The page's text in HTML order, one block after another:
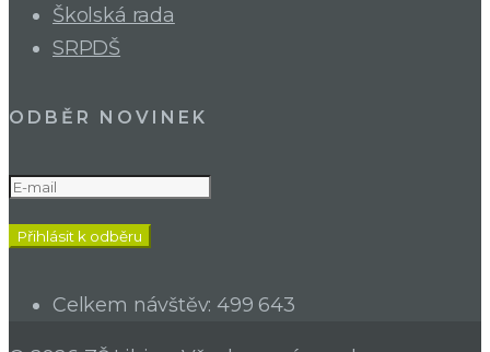
Školská rada
SRPDŠ
ODBĚR NOVINEK
Celkem návštěv:499 643